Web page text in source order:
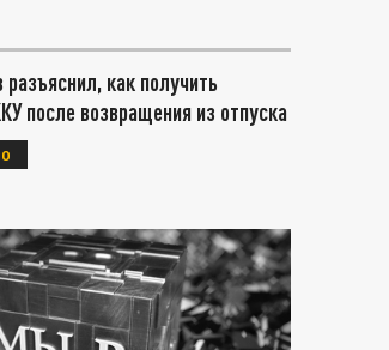
как получить
после возвращения из отпуска